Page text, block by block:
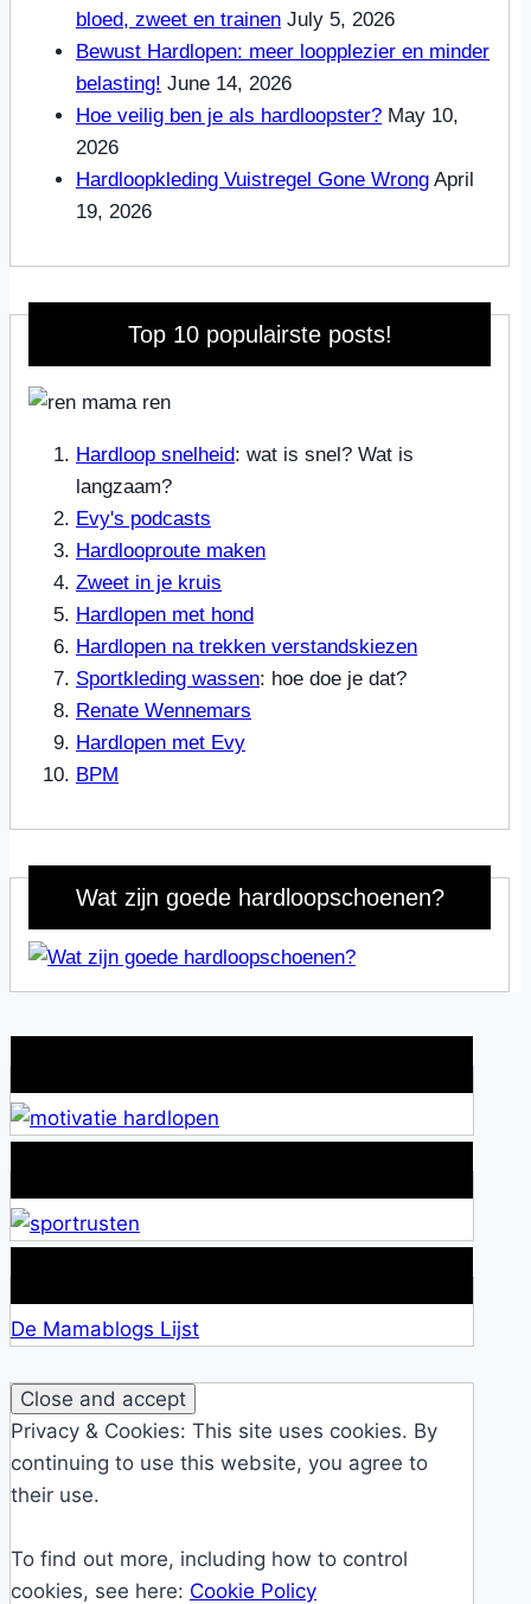
bloed, zweet en trainen July 5, 2026
Bewust Hardlopen: meer loopplezier en minder
belasting! June 14, 2026
Hoe veilig ben je als hardloopster? May 10,
2026
Hardloopkleding Vuistregel Gone Wrong April
19, 2026
Top 10 populairste posts!
Hardloop snelheid: wat is snel? Wat is
langzaam?
Evy's podcasts
Hardlooproute maken
Zweet in je kruis
Hardlopen met hond
Hardlopen na trekken verstandskiezen
Sportkleding wassen: hoe doe je dat?
Renate Wennemars
Hardlopen met Evy
BPM
Wat zijn goede hardloopschoenen?
De Mamablogs Lijst
Privacy & Cookies: This site uses cookies. By
continuing to use this website, you agree to
their use.
To find out more, including how to control
cookies, see here: Cookie Policy